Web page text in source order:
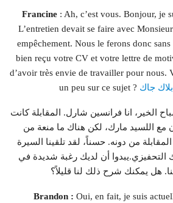
Francine: Ah, c’est vous. Bonjour, je
L’entretien devait se faire avec
empêchement. Nous le ferons donc
bien reçu votre CV et votre lettre de
d’avoir très envie de travailler pour nous.
un peu sur ce sujet ? جاك
الخير، انا فرانسين شارل. المقابلة كانت
اللسيد مارك، لكن هناك ما منعة من
من دونه. حسناً، لقد تلقينا السيرة
التحفيزي.يبدوا أن لديك رغبة شديدة في
هل يمكنك شرح ذلك لنا قليلاً؟
Brandon : Oui, en fait, je suis